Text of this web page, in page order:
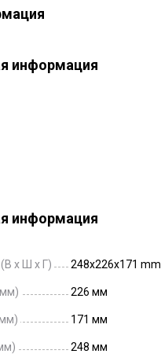
информация
информация
х Ш х Г) 248x226x171 mm
226 мм
171 мм
248 мм